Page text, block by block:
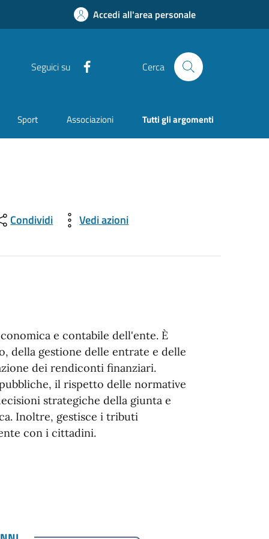
Accedi all'area personale
Seguici su Cerca
Sport Associazioni Tutti gli argomenti
Condividi Vedi azioni
e contabile dell'ente. È
della gestione delle entrate e delle
dei rendiconti finanziari.
il rispetto delle normative
strategiche della giunta e
Inoltre, gestisce i tributi
con i cittadini.